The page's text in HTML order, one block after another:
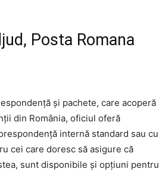
Posta Romana
și pachete, care acoperă
din România, oficiul oferă
internă standard sau cu
cei care doresc să asigure că
sunt disponibile și opțiuni pentru